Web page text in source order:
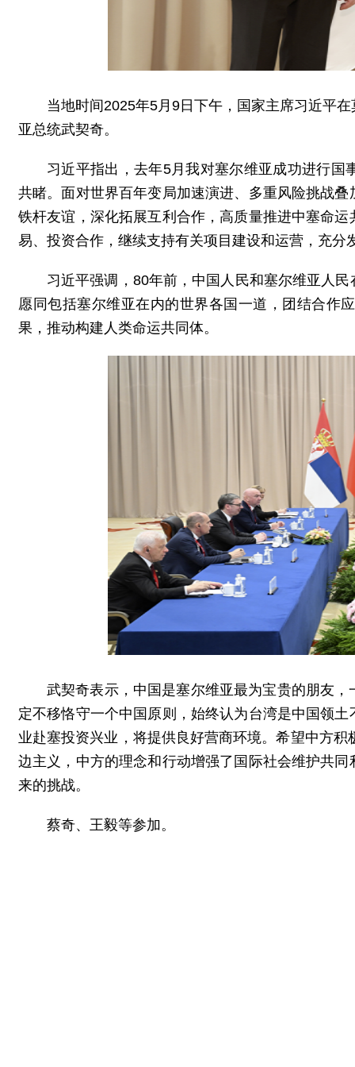
当地时间2025年5月9日下午，国家主席习近平
亚总统武契奇。
习近平指出，去年5月我对塞尔维亚成功进行
共睹。面对世界百年变局加速演进、多重风险挑战
铁杆友谊，深化拓展互利合作，高质量推进中塞命
易、投资合作，继续支持有关项目建设和运营，充
习近平强调，80年前，中国人民和塞尔维亚人
愿同包括塞尔维亚在内的世界各国一道，团结合作
果，推动构建人类命运共同体。
武契奇表示，中国是塞尔维亚最为宝贵的朋友
定不移恪守一个中国原则，始终认为台湾是中国领
业赴塞投资兴业，将提供良好营商环境。希望中方
边主义，中方的理念和行动增强了国际社会维护共
来的挑战。
蔡奇、王毅等参加。